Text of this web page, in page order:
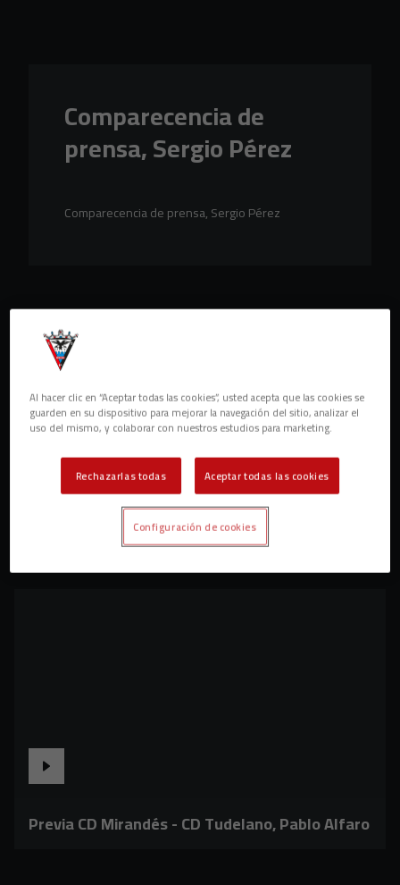
Comparecencia de
prensa, Sergio Pérez
Comparecencia de prensa, Sergio Pérez
Previa CD Mirandés - CD Tudelano, Pablo Alfaro
Al hacer clic en “Aceptar todas las cookies”, usted acepta que las cookies se
guarden en su dispositivo para mejorar la navegación del sitio, analizar el
uso del mismo, y colaborar con nuestros estudios para marketing.
Rechazarlas todas Aceptar todas las cookies
Configuración de cookies